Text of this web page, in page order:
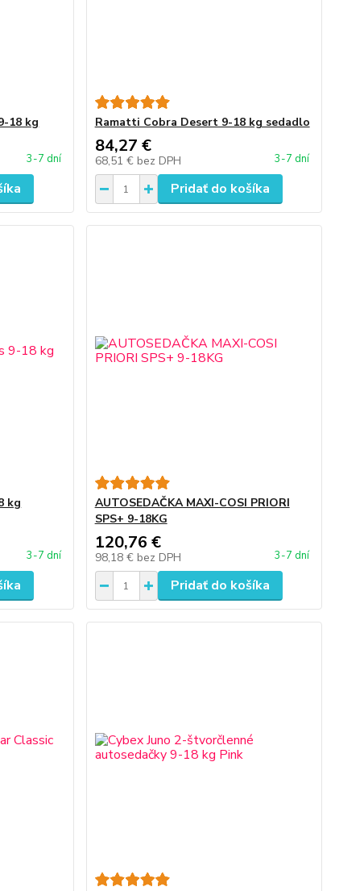
18 kg
3-7 dní
Ramatti Cobra Desert 9-18 kg sedadlo
84,27 €
68,51 € bez DPH 3-7 dní
Pridať do košíka
kg
3-7 dní
AUTOSEDAČKA MAXI-COSI PRIORI
SPS+ 9-18KG
120,76 €
98,18 € bez DPH 3-7 dní
Pridať do košíka